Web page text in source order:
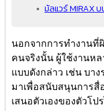
มัลแวร์ MIRAX
นอกจากการทำงานที่
คนจริงนั้น ผู้ใช้งานห
แบบดังกล่าว เช่น บา
มาเพื่อสนับสนุนการสื่
เสนอตัวเองของตัวโ